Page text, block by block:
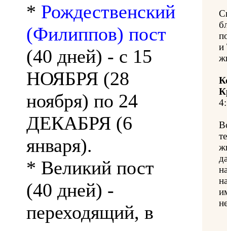
* Рождественский
(Филиппов) пост
(40 дней) - с 15
НОЯБРЯ (28
ноября) по 24
ДЕКАБРЯ (6
января).
* Великий пост
(40 дней) -
переходящий, в
и
4: